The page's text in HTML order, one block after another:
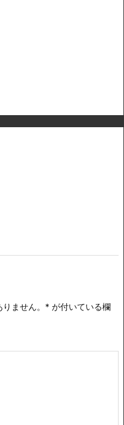
ません。 * が付いている欄